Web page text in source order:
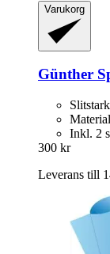
Varukorg
Günther
Inkl. 2
300 kr
Leverans till